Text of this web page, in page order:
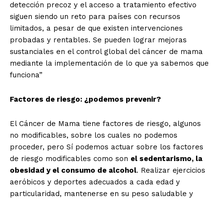
detección precoz y el acceso a tratamiento efectivo
siguen siendo un reto para países con recursos
limitados, a pesar de que existen intervenciones
probadas y rentables. Se pueden lograr mejoras
sustanciales en el control global del cáncer de mama
mediante la implementación de lo que ya sabemos que
funciona”
Factores de riesgo: ¿podemos prevenir?
El Cáncer de Mama tiene factores de riesgo, algunos
no modificables, sobre los cuales no podemos
proceder, pero Sí podemos actuar sobre los factores
de riesgo modificables como son el sedentarismo, la
obesidad y el consumo de alcohol. Realizar ejercicios
aeróbicos y deportes adecuados a cada edad y
particularidad, mantenerse en su peso saludable y